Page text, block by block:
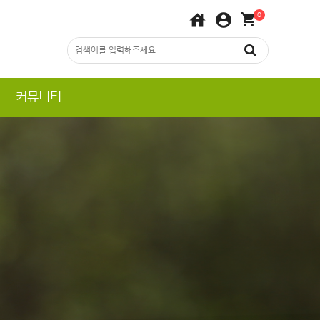
shopping_cart0
account_circle
house
커뮤니티